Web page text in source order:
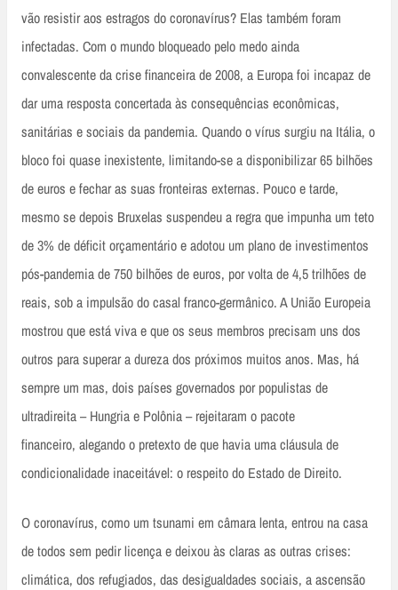
vão resistir aos estragos do coronavírus? Elas também foram
infectadas. Com o mundo bloqueado pelo medo ainda
convalescente da crise financeira de 2008, a Europa foi incapaz de
dar uma resposta concertada às consequências econômicas,
sanitárias e sociais da pandemia. Quando o vírus surgiu na Itália, o
bloco foi quase inexistente, limitando-se a disponibilizar 65 bilhões
de euros e fechar as suas fronteiras externas. Pouco e tarde,
mesmo se depois Bruxelas suspendeu a regra que impunha um teto
de 3% de déficit orçamentário e adotou um plano de investimentos
pós-pandemia de 750 bilhões de euros, por volta de 4,5 trilhões de
reais, sob a impulsão do casal franco-germânico. A União Europeia
mostrou que está viva e que os seus membros precisam uns dos
outros para superar a dureza dos próximos muitos anos. Mas, há
sempre um mas, dois países governados por populistas de
ultradireita – Hungria e Polônia – rejeitaram o pacote
financeiro, alegando o pretexto de que havia uma cláusula de
condicionalidade inaceitável: o respeito do Estado de Direito.
O coronavírus, como um tsunami em câmara lenta, entrou na casa
de todos sem pedir licença e deixou às claras as outras crises:
climática, dos refugiados, das desigualdades sociais, a ascensão